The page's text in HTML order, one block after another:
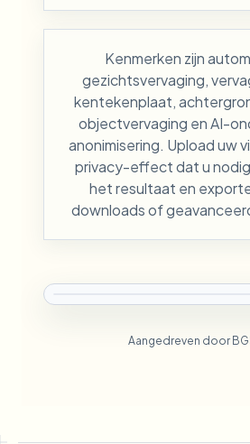
Kenmerken zijn
gezichtsvervaging,
kentekenplaat,
objectvervaging en AI-
anonimisering. Upload uw
privacy-effect dat u
het resultaat en
downloads of
Aangedreven door